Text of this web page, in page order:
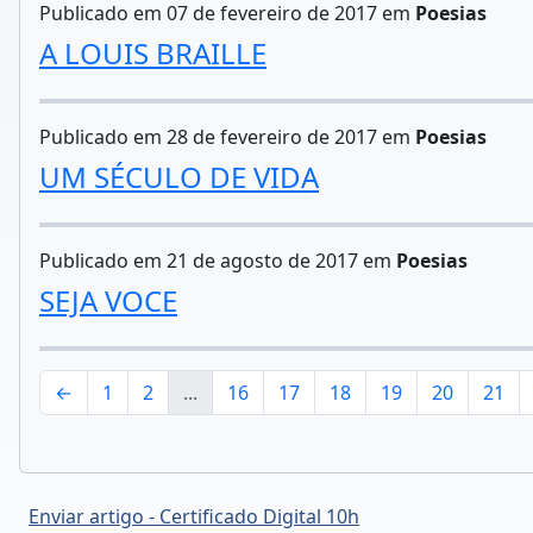
Publicado em 07 de fevereiro de 2017 em Poesias
A LOUIS BRAILLE
Publicado em 28 de fevereiro de 2017 em Poesias
UM SÉCULO DE VIDA
Publicado em 21 de agosto de 2017 em Poesias
SEJA VOCE
← 1 2 ... 16 17 18 19 20 21
Enviar artigo - Certificado Digital 10h